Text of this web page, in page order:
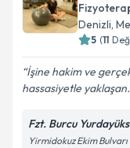
Denizli,
5 (11
İşine hakim ve
hassasiyetle
Fzt. Burcu
Yirmidokuz Ekim